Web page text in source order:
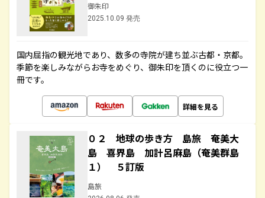
御朱印
2025.10.09 発売
国内屈指の観光地であり、数多の寺院が建ち並ぶ古都・京都。
季節を楽しみながらお寺をめぐり、御朱印を頂くのに役立つ一
冊です。
詳細を見る
０２ 地球の歩き方 島旅 奄美大
島 喜界島 加計呂麻島（奄美群島
１） ５訂版
島旅